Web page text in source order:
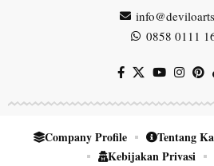
0858 0111
Company Profile Tentang
Kebijakan Privasi